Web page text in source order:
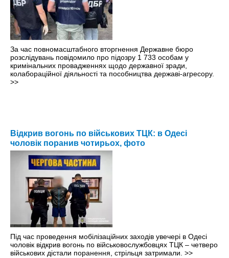
За час повномасштабного вторгнення Державне бюро
розслідувань повідомило про підозру 1 733 особам у
кримінальних провадженнях щодо державної зради,
колабораційної діяльності та пособництва державі-агресору.
>>
Відкрив вогонь по військових ТЦК: в Одесі
чоловік поранив чотирьох, фото
Під час проведення мобілізаційних заходів увечері в Одесі
чоловік відкрив вогонь по військовослужбовцях ТЦК – четверо
військових дістали поранення, стрільця затримали. >>